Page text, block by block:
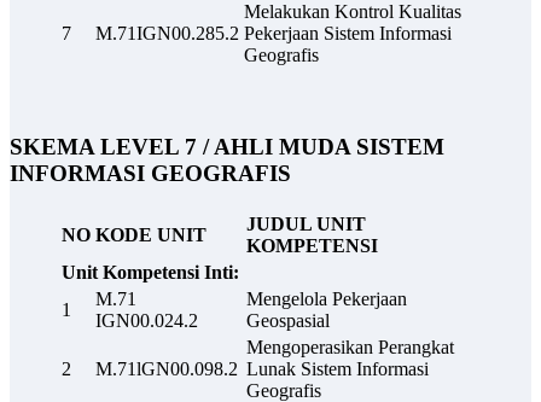
7 M.71IGN00.285.2
Melakukan Kontrol Kualitas
Pekerjaan Sistem Informasi
Geografis
SKEMA LEVEL 7 / AHLI MUDA SISTEM
INFORMASI GEOGRAFIS
NO KODE UNIT
JUDUL UNIT
KOMPETENSI
Unit Kompetensi Inti:
1
M.71
IGN00.024.2
Mengelola Pekerjaan
Geospasial
2 M.71lGN00.098.2
Mengoperasikan Perangkat
Lunak Sistem Informasi
Geografis